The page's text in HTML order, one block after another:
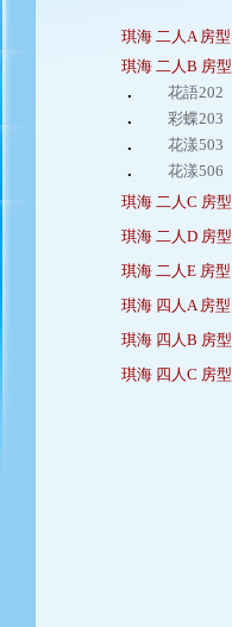
琪海 二人A 房型
琪海 二人B 房型
．
花語202
．
彩蝶203
．
花漾503
．
花漾506
琪海 二人C 房型
琪海 二人D 房型
琪海 二人E 房型
琪海 四人A 房型
琪海 四人B 房型
琪海 四人C 房型